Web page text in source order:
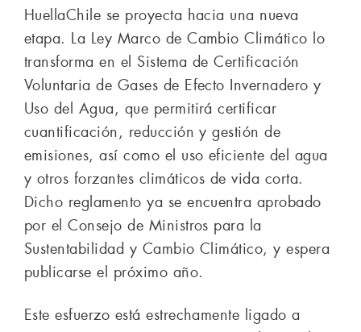
HuellaChile se proyecta hacia una nueva
etapa. La Ley Marco de Cambio Climático lo
transforma en el Sistema de Certificación
Voluntaria de Gases de Efecto Invernadero y
Uso del Agua, que permitirá certificar
cuantificación, reducción y gestión de
emisiones, así como el uso eficiente del agua
y otros forzantes climáticos de vida corta.
Dicho reglamento ya se encuentra aprobado
por el Consejo de Ministros para la
Sustentabilidad y Cambio Climático, y espera
publicarse el próximo año.
Este esfuerzo está estrechamente ligado a